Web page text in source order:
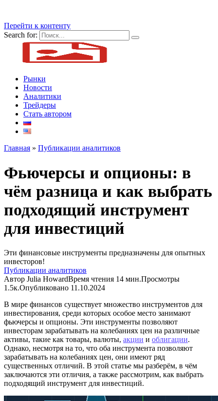
Перейти к контенту
Search for:
Рынки
Новости
Аналитики
Трейдеры
Стать автором
Главная » Публикации аналитиков
Фьючерсы и опционы: в
чём разница и как выбрать
подходящий инструмент
для инвестиций
Эти финансовые инструменты предназначены для опытных
инвесторов!
Публикации аналитиков
Автор Julia HowardВремя чтения 14 мин.Просмотры
1.5к.Опубликовано 11.10.2024
В мире финансов существует множество инструментов для
инвестирования, среди которых особое место занимают
фьючерсы и опционы. Эти инструменты позволяют
инвесторам зарабатывать на колебаниях цен на различные
активы, такие как товары, валюты, акции и облигации.
Однако, несмотря на то, что оба инструмента позволяют
зарабатывать на колебаниях цен, они имеют ряд
существенных отличий. В этой статье мы разберём, в чём
заключаются эти отличия, а также рассмотрим, как выбрать
подходящий инструмент для инвестиций.